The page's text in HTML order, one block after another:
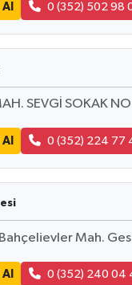
0 (352) 502 98
SEVGİ SOKAK
0 (352) 224 77
Mah.
0 (352) 240 04